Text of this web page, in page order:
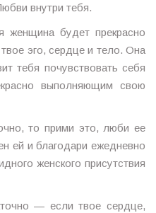
внутри тебя.
женщина будет прекрасно
эго, сердце и тело. Она
тебя почувствовать себя
выполняющим свою
то прими это, люби ее
ей и благодари ежедневно
женского присутствия
— если твое сердце,